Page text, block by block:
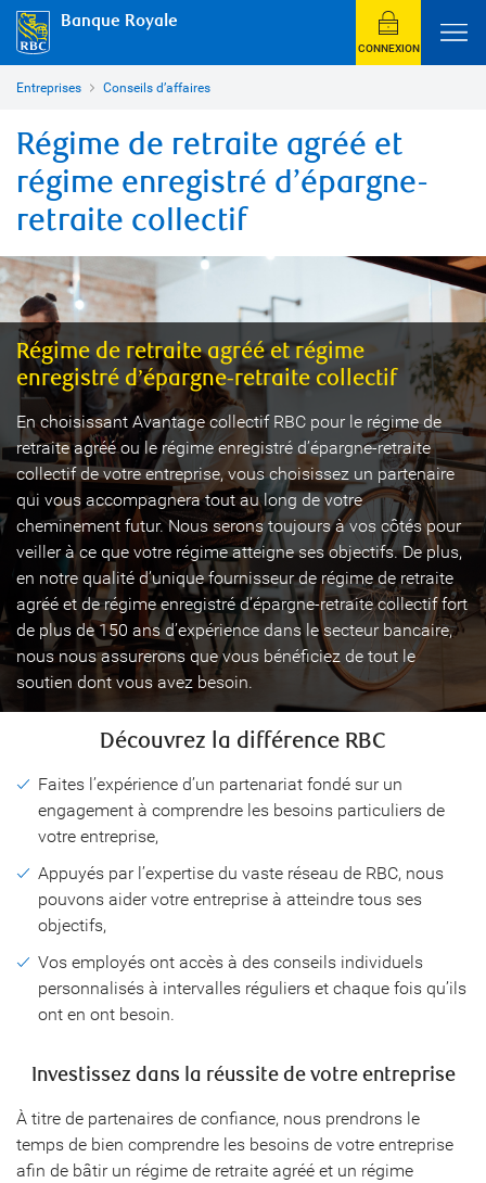
Banque Royale
CONNEXION
Entreprises Conseils d’affaires
Régime de retraite agréé et
régime enregistré d’épargne-
retraite collectif
Régime de retraite agréé et régime
enregistré d’épargne-retraite collectif
En choisissant Avantage collectif RBC pour le régime de
retraite agréé ou le régime enregistré d’épargne-retraite
collectif de votre entreprise, vous choisissez un partenaire
qui vous accompagnera tout au long de votre
cheminement futur. Nous serons toujours à vos côtés pour
veiller à ce que votre régime atteigne ses objectifs. De plus,
en notre qualité d’unique fournisseur de régime de retraite
agréé et de régime enregistré d’épargne-retraite collectif fort
de plus de 150 ans d’expérience dans le secteur bancaire,
nous nous assurerons que vous bénéficiez de tout le
soutien dont vous avez besoin.
Découvrez la différence RBC
Faites l’expérience d’un partenariat fondé sur un
engagement à comprendre les besoins particuliers de
votre entreprise,
Appuyés par l’expertise du vaste réseau de RBC, nous
pouvons aider votre entreprise à atteindre tous ses
objectifs,
Vos employés ont accès à des conseils individuels
personnalisés à intervalles réguliers et chaque fois qu’ils
ont en ont besoin.
Investissez dans la réussite de votre entreprise
À titre de partenaires de confiance, nous prendrons le
temps de bien comprendre les besoins de votre entreprise
afin de bâtir un régime de retraite agréé et un régime